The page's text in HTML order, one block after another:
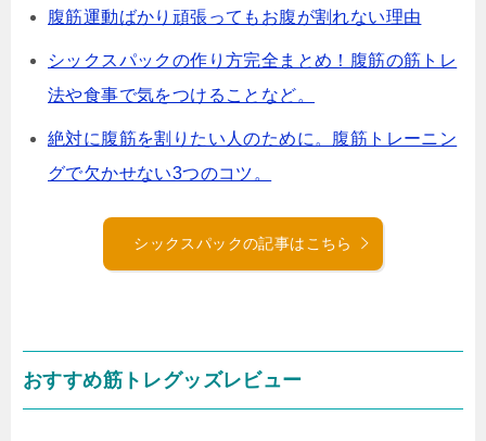
腹筋運動ばかり頑張ってもお腹が割れない理由
シックスパックの作り方完全まとめ！腹筋の筋トレ
法や食事で気をつけることなど。
絶対に腹筋を割りたい人のために。腹筋トレーニン
グで欠かせない3つのコツ。
シックスパックの記事はこちら
おすすめ筋トレグッズレビュー